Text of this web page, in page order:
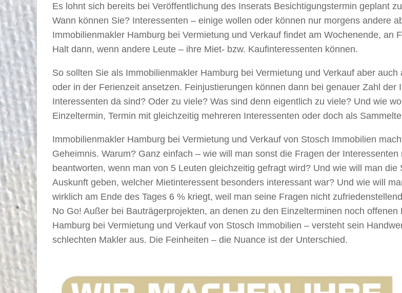
Es lohnt sich bereits bei Veröffentlichung des Inserats Besichtigungstermin geplant
Wann können Sie? Interessenten – einige wollen oder können nur morgens andere
Immobilienmakler Hamburg bei Vermietung und Verkauf findet am Wochenende, an
Halt dann, wenn andere Leute – ihre Miet- bzw. Kaufinteressenten können.
So sollten Sie als Immobilienmakler Hamburg bei Vermietung und Verkauf aber
oder in der Ferienzeit ansetzen. Feinjustierungen können dann bei genauer Zahl
Interessenten da sind? Oder zu viele? Was sind denn eigentlich zu viele? Und wie
Einzeltermin, Termin mit gleichzeitig mehreren Interessenten oder doch als
Immobilienmakler Hamburg bei Vermietung und Verkauf von Stosch Immobilien
Geheimnis. Warum? Ganz einfach – wie will man sonst die Fragen der
beantworten, wenn man von 5 Leuten gleichzeitig gefragt wird? Und wie will man
Auskunft geben, welcher Mietinteressent besonders interessant war? Und wie will
wirklich am Ende des Tages 6 % kriegt, weil man seine Fragen nicht
No Go! Außer bei Bauträgerprojekten, an denen zu den Einzelterminen noch
Hamburg bei Vermietung und Verkauf von Stosch Immobilien – versteht sein
schlechten Makler aus. Die Feinheiten – die Nuance ist der Unterschied.